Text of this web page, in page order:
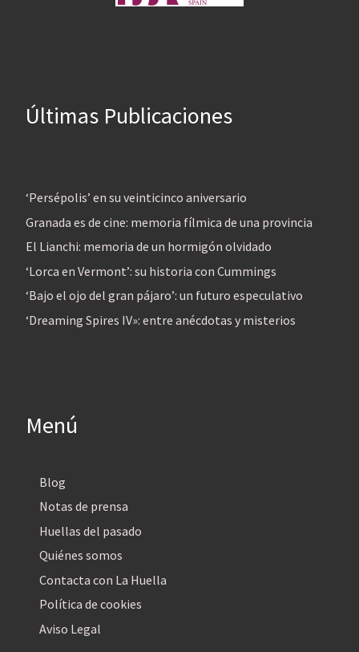
Últimas Publicaciones
‘Persépolis’ en su veinticinco aniversario
Granada es de cine: memoria fílmica de una provincia
El Lianchi: memoria de un hormigón olvidado
‘Lorca en Vermont’: su historia con Cummings
‘Bajo el ojo del gran pájaro’: un futuro especulativo
‘Dreaming Spires IV»: entre anécdotas y misterios
Menú
Blog
Notas de prensa
Huellas del pasado
Quiénes somos
Contacta con La Huella
Política de cookies
Aviso Legal